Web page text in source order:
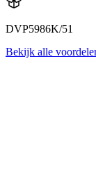
DVP5986K/51
Bekijk alle